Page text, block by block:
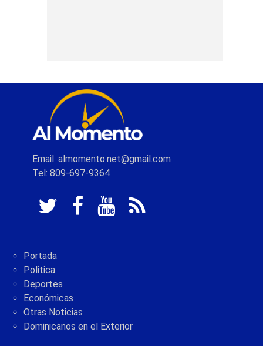
Email: almomento.net@gmail.com
Tel: 809-697-9364
Portada
Politica
Deportes
Económicas
Otras Noticias
Dominicanos en el Exterior